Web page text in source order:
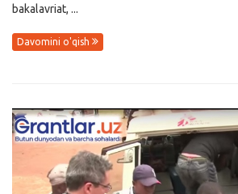
bakalavriat, ...
Davomini o'qish